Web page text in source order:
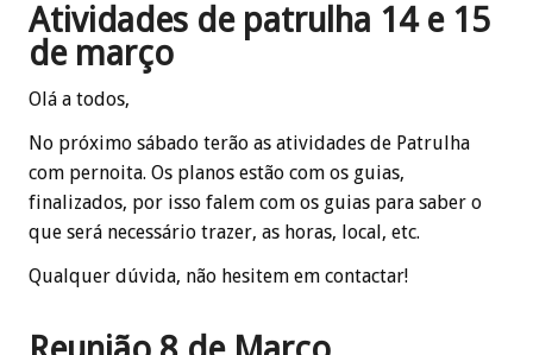
Atividades de patrulha 14 e 15
de março
Olá a todos,
No próximo sábado terão as atividades de Patrulha
com pernoita. Os planos estão com os guias,
finalizados, por isso falem com os guias para saber o
que será necessário trazer, as horas, local, etc.
Qualquer dúvida, não hesitem em contactar!